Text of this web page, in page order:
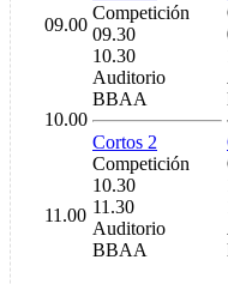
09.00
Competición
09.30
10.30
Auditorio
BBAA
Cortos 2
Competición
10.30
11.30
Auditorio
BBAA
10.00
11.00